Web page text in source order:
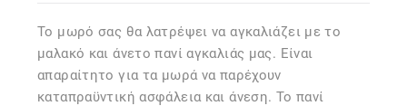
Το μωρό σας θα λατρέψει να αγκαλιάζει με το
μαλακό και άνετο πανί αγκαλιάς μας. Είναι
απαραίτητο για τα μωρά να παρέχουν
καταπραϋντική ασφάλεια και άνεση. Το πανί